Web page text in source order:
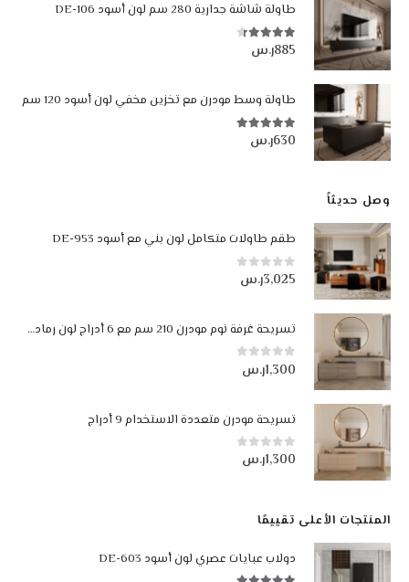
طاولة شاشة جدارية 280 سم لون أسود DE-106
4.35من أصل 5 885ر.س
طاولة وسط مودرن مع تخزين مخفي لون أسود 120 سم
5.00 من أصل 5 630ر.س
وصل حديثاً
طقم طاولات متكامل لون بني مع أسود DE-953
0من أصل 5
3,025ر.س
تسريحة غرفة نوم مودرن 210 سم مع 6 أدراج لون رمادي فاتح ورمادي غامق
0من أصل 5
1,300ر.س
تسريحة مودرن متعددة الاستخدام 9 أدراج
0من أصل 5
1,300ر.س
المنتجات الأعلى تقييمًا
دولاب عبايات عصري لون أسود DE-603